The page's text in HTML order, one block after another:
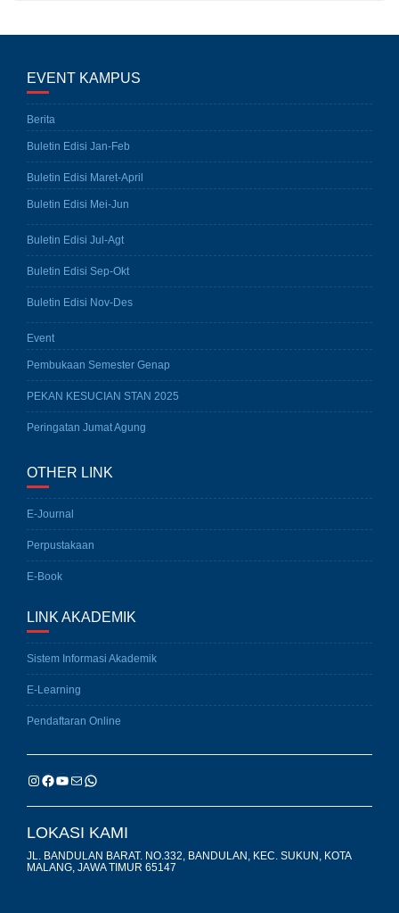
EVENT KAMPUS
Berita
Buletin Edisi Jan-Feb
Buletin Edisi Maret-April
Buletin Edisi Mei-Jun
Buletin Edisi Jul-Agt
Buletin Edisi Sep-Okt
Buletin Edisi Nov-Des
Event
Pembukaan Semester Genap
PEKAN KESUCIAN STAN 2025
Peringatan Jumat Agung
OTHER LINK
E-Journal
Perpustakaan
E-Book
LINK AKADEMIK
Sistem Informasi Akademik
E-Learning
Pendaftaran Online
LOKASI KAMI
JL. BANDULAN BARAT. NO.332, BANDULAN, KEC. SUKUN, KOTA
MALANG, JAWA TIMUR 65147